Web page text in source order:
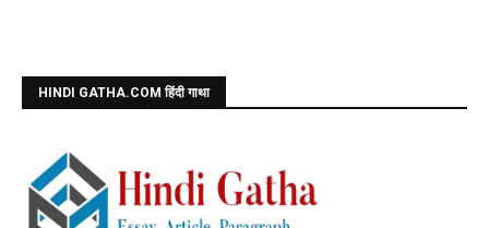
HINDI GATHA.COM हिंदी गाथा